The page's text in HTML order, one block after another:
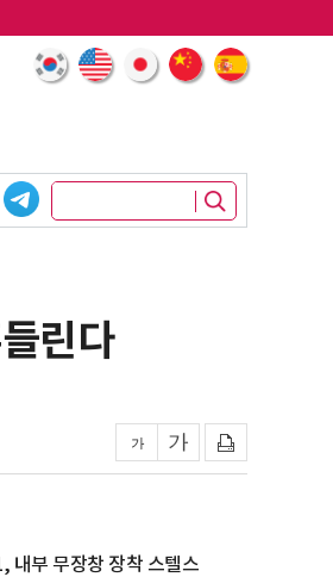
린다
내부 무장창 장착 스텔스